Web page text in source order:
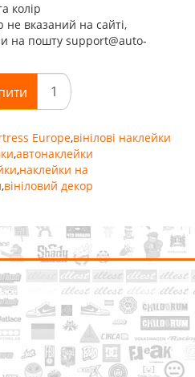
колір
вказаний на сайті,
на пошту support@auto-
Europe,вінілові наклейки
,автонаклейки
,наклейки на
,вініловий декор